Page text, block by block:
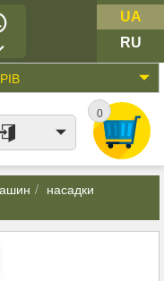
UA
RU
0
насадки